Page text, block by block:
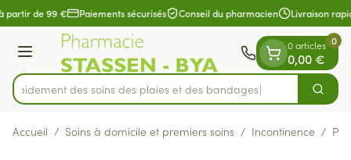
Aller au contenu
1 de 1
partir de 99 € Paiements sécurisés Conseil du pharmacien Livraison
Menu
Rechercher
rapidement des soins des plaies et des bandages
0 articles
0,00 €
0
Accueil / Soins à domicile et premiers soins / Incontinence /